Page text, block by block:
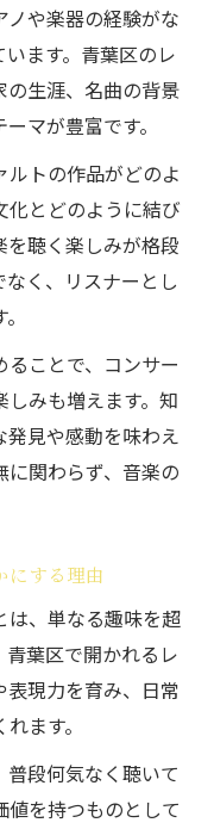
ノや楽器の経験がな
ます。青葉区のレ
の生涯、名曲の背景
マが豊富です。
トの作品がどのよ
化とどのように結び
聴く楽しみが格段
く、リスナーとし
ことで、コンサー
しみも増えます。知
見や感動を味わえ
に関わらず、音楽の
にする理由
は、単なる趣味を超
葉区で開かれるレ
表現力を育み、日常
ます。
段何気なく聴いて
値を持つものとして